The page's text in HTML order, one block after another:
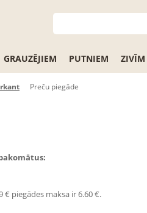
GRAUZĒJIEM PUTNIEM ZIVĪM
Preču piegāde
€ piegādes maksa ir 6.60 €.